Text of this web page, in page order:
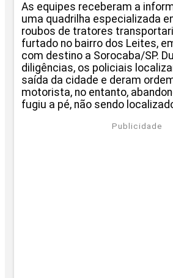
As equipes receberam a
uma quadrilha especializada
roubos de tratores
furtado no bairro dos Leites,
com destino a Sorocaba/SP.
diligências, os policiais
saída da cidade e deram
motorista, no entanto,
fugiu a pé, não sendo
Publicidade